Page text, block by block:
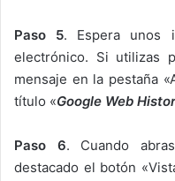
Paso 5. Espera unos
electrónico. Si utilizas
mensaje en la pestaña
título «Google Web
Paso 6. Cuando
destacado el botón